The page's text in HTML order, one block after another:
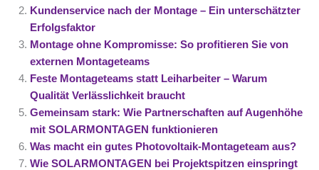
Kundenservice nach der Montage – Ein unterschätzter
Erfolgsfaktor
Montage ohne Kompromisse: So profitieren Sie von
externen Montageteams
Feste Montageteams statt Leiharbeiter – Warum
Qualität Verlässlichkeit braucht
Gemeinsam stark: Wie Partnerschaften auf Augenhöhe
mit SOLARMONTAGEN funktionieren
Was macht ein gutes Photovoltaik-Montageteam aus?
Wie SOLARMONTAGEN bei Projektspitzen einspringt